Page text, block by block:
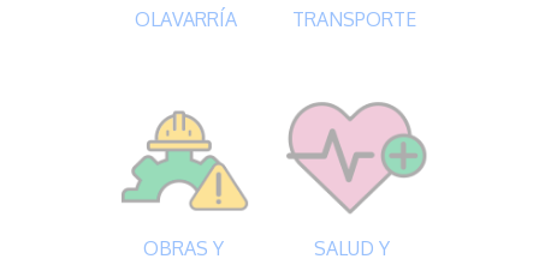
OLAVARRÍA
TRANSPORTE
OBRAS Y
SALUD Y